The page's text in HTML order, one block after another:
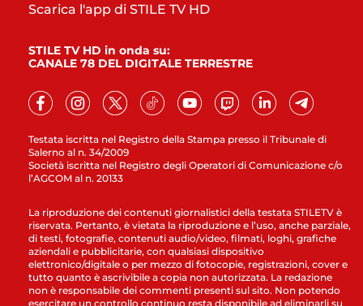
Testata iscritta nel Registro della Stampa presso il Tribunale di
Salerno al n. 34/2009
Società iscritta nel Registro degli Operatori di Comunicazione c/o
l’AGCOM al n. 20133
Scarica l'app di STILE TV HD
STILE TV HD in onda su:
CANALE 78 DEL DIGITALE TERRESTRE
La riproduzione dei contenuti giornalistici della testata STILETV è
riservata. Pertanto, è vietata la riproduzione e l’uso, anche parziale,
di testi, fotografie, contenuti audio/video, filmati, loghi, grafiche
aziendali e pubblicitarie, con qualsiasi dispositivo
elettronico/digitale o per mezzo di fotocopie, registrazioni, cover e
tutto quanto è ascrivibile a copia non autorizzata. La redazione
non è responsabile dei commenti presenti sul sito. Non potendo
esercitare un controllo continuo resta disponibile ad eliminarli su